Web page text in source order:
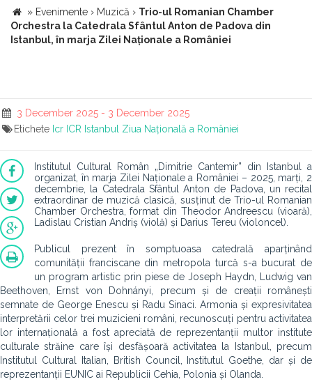
» Evenimente › Muzică › Trio-ul Romanian Chamber
Orchestra la Catedrala Sfântul Anton de Padova din
Istanbul, în marja Zilei Naționale a României
3 December 2025 - 3 December 2025
Etichete Icr ICR Istanbul Ziua Națională a României
Institutul Cultural Român „Dimitrie Cantemir” din Istanbul a
organizat, în marja Zilei Naționale a României – 2025, marți, 2
decembrie, la Catedrala Sfântul Anton de Padova, un recital
extraordinar de muzică clasică, susținut de Trio-ul Romanian
Chamber Orchestra, format din Theodor Andreescu (vioară),
Ladislau Cristian Andriș (violă) și Darius Tereu (violoncel).
Publicul prezent în somptuoasa catedrală aparținând
comunității franciscane din metropola turcă s-a bucurat de
un program artistic prin piese de Joseph Haydn, Ludwig van
Beethoven, Ernst von Dohnányi, precum și de creații românești
semnate de George Enescu și Radu Sinaci. Armonia și expresivitatea
interpretării celor trei muzicieni români, recunoscuți pentru activitatea
lor internațională a fost apreciată de reprezentanții multor institute
culturale străine care își desfășoară activitatea la Istanbul, precum
Institutul Cultural Italian, British Council, Institutul Goethe, dar și de
reprezentanții EUNIC ai Republicii Cehia, Polonia și Olanda.